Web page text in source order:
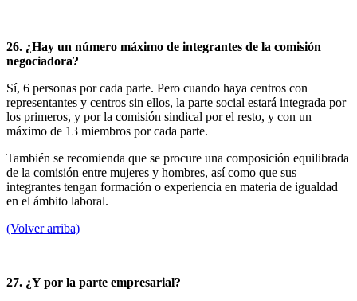
26. ¿Hay un número máximo de integrantes de la comisión
negociadora?
Sí, 6 personas por cada parte. Pero cuando haya centros con
representantes y centros sin ellos, la parte social estará integrada por
los primeros, y por la comisión sindical por el resto, y con un
máximo de 13 miembros por cada parte.
También se recomienda que se procure una composición equilibrada
de la comisión entre mujeres y hombres, así como que sus
integrantes tengan formación o experiencia en materia de igualdad
en el ámbito laboral.
(Volver arriba)
27. ¿Y por la parte empresarial?